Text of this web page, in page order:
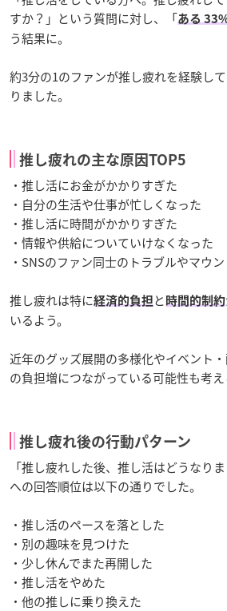
すか？」という質問に対し、「ある
う結果に。
約3分の1のファンが推し疲れを経験し
りました。
推し疲れの主な原因TOP5
・推し活にお金がかかりすぎた
・自分の生活や仕事が忙しくなった
・推し活に時間がかかりすぎた
・情報や供給についていけなくなった
・SNSのファン同士のトラブルやマウ
推し疲れは特に経済的負担 と 時間的制約
いるよう。
近年のグッズ展開の多様化やイベント
の負担増につながっている可能性も考え
推し疲れ後の行動パターン
「推し疲れした後、推し活はどうなり
への回答順位は以下の通りでした。
・推し活のペースを落とした
・別の趣味を見つけた
・少し休んでまた再開した
・推し活をやめた
・他の推しに乗り換えた